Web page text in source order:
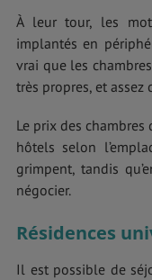
À leur tour, les
implantés en
vrai que les
très propres, et assez
Le prix des
hôtels selon
grimpent, tandis
négocier.
Résidences
Il est possible de